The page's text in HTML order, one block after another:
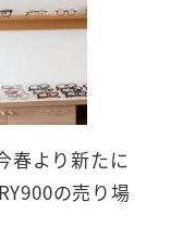
春より新たに
の売り場